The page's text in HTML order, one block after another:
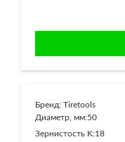
Бренд: Tiretools
Диаметр, мм:50
Зернистость K:18